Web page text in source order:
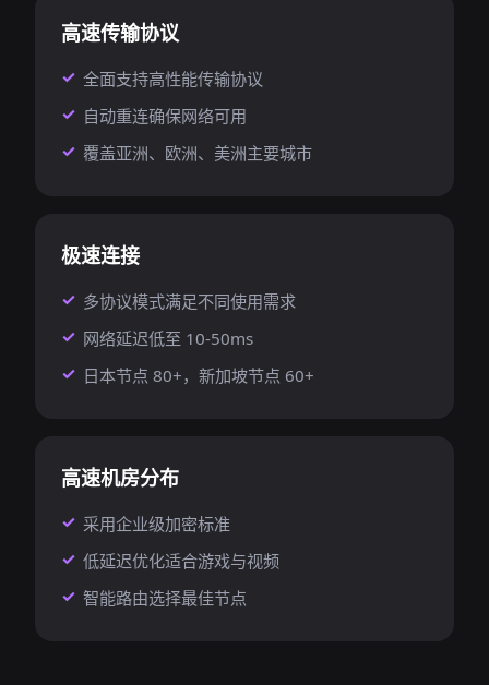
高速传输协议
全面支持高性能传输协议
自动重连确保网络可用
覆盖亚洲、欧洲、美洲主要城市
极速连接
多协议模式满足不同使用需求
网络延迟低至 10-50ms
日本节点 80+，新加坡节点 60+
高速机房分布
采用企业级加密标准
低延迟优化适合游戏与视频
智能路由选择最佳节点